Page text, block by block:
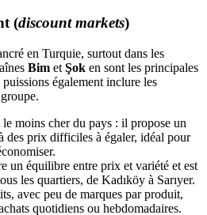
(discount markets)
en Turquie, surtout dans les
Bim et Şok en sont les principales
également inclure les
le moins cher du pays : il propose un
des prix difficiles à égaler, idéal pour
un équilibre entre prix et variété et est
les quartiers, de Kadıköy à Sarıyer.
avec peu de marques par produit,
quotidiens ou hebdomadaires.